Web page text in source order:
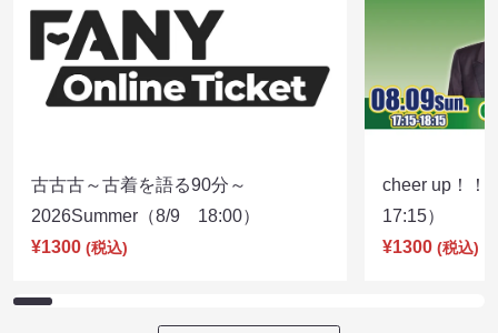
古古古～古着を語る90分～
2026Summer（8/9 18:00）
¥1300 (税込)
cheer up！
17:15）
¥1300 (税込)